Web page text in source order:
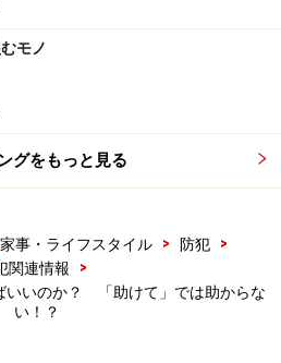
モノ
グをもっと見る
家事・ライフスタイル > 防犯
>
関連情報
>
いいのか？ 「助けて」では助からな
い！？